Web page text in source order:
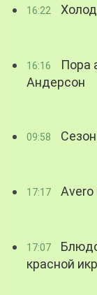
16:22
16:16
Пора
Андерсон
09:58
17:17 Avero
17:07
красной